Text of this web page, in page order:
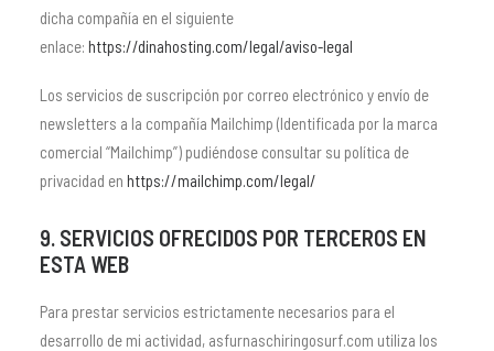
dicha compañía en el siguiente
enlace: https://dinahosting.com/legal/aviso-legal
Los servicios de suscripción por correo electrónico y envío de
newsletters a la compañía Mailchimp (Identificada por la marca
comercial “Mailchimp”) pudiéndose consultar su política de
privacidad en https://mailchimp.com/legal/
9. SERVICIOS OFRECIDOS POR TERCEROS EN
ESTA WEB
Para prestar servicios estrictamente necesarios para el
desarrollo de mi actividad, asfurnaschiringosurf.com utiliza los